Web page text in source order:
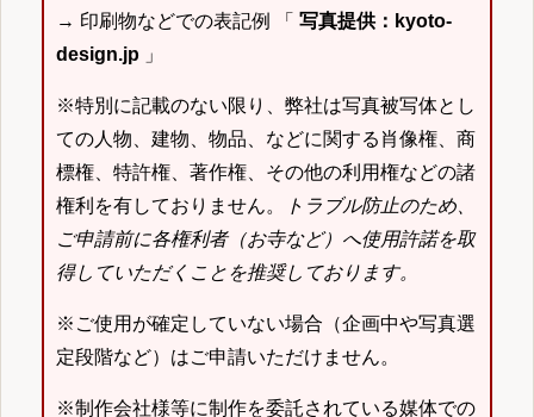
→ 印刷物などでの表記例 「 写真提供：kyoto-
design.jp 」
※特別に記載のない限り、弊社は写真被写体とし
ての人物、建物、物品、などに関する肖像権、商
標権、特許権、著作権、その他の利用権などの諸
権利を有しておりません。
トラブル防止のため、
ご申請前に各権利者（お寺など）へ使用許諾を取
得していただくことを推奨しております。
※ご使用が確定していない場合（企画中や写真選
定段階など）はご申請いただけません。
※制作会社様等に制作を委託されている媒体での